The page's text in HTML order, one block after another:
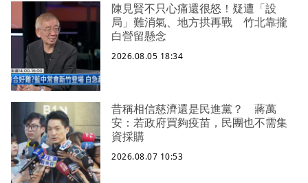
陳見賢不只心痛還很怒！疑遭「設
局」難消氣、地方拱再戰 竹北靠攏
白營留懸念
2026.08.05 18:34
昔稱相信慈濟還是民進黨？ 蔣萬
安：若政府買夠疫苗，民團也不需集
資採購
2026.08.07 10:53